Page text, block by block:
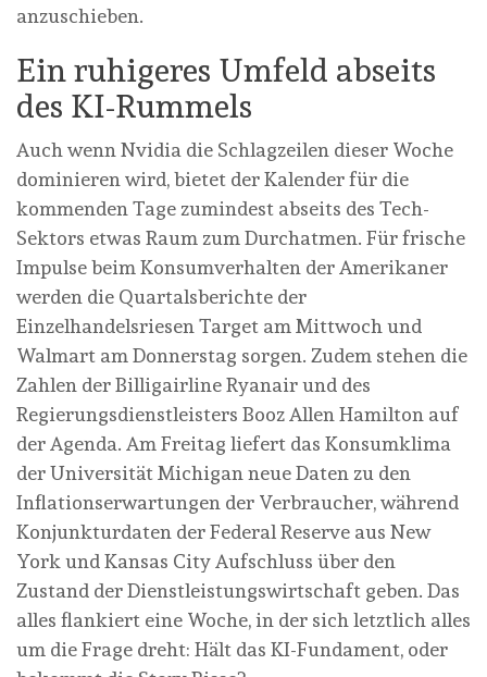
anzuschieben.
Ein ruhigeres Umfeld abseits
des KI-Rummels
Auch wenn Nvidia die Schlagzeilen dieser Woche
dominieren wird, bietet der Kalender für die
kommenden Tage zumindest abseits des Tech-
Sektors etwas Raum zum Durchatmen. Für frische
Impulse beim Konsumverhalten der Amerikaner
werden die Quartalsberichte der
Einzelhandelsriesen Target am Mittwoch und
Walmart am Donnerstag sorgen. Zudem stehen die
Zahlen der Billigairline Ryanair und des
Regierungsdienstleisters Booz Allen Hamilton auf
der Agenda. Am Freitag liefert das Konsumklima
der Universität Michigan neue Daten zu den
Inflationserwartungen der Verbraucher, während
Konjunkturdaten der Federal Reserve aus New
York und Kansas City Aufschluss über den
Zustand der Dienstleistungswirtschaft geben. Das
alles flankiert eine Woche, in der sich letztlich alles
um die Frage dreht: Hält das KI-Fundament, oder